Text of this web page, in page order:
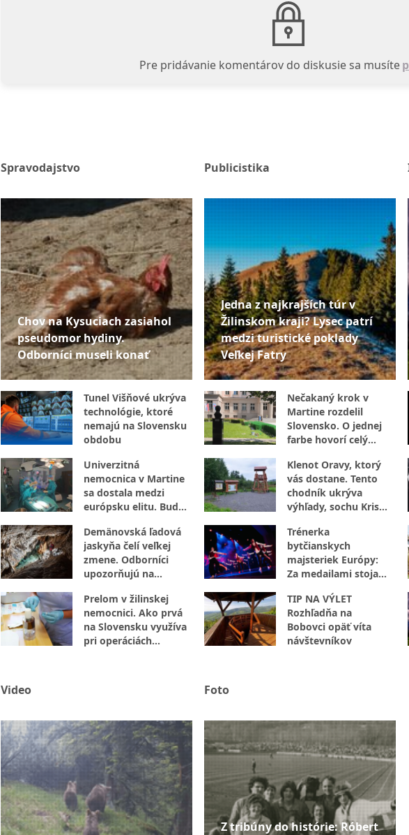
Pre pridávanie komentárov do diskusie sa musíte
Spravodajstvo
Chov na Kysuciach zasiahol
pseudomor hydiny.
Odborníci museli konať
Tunel Višňové ukrýva
technológie, ktoré
nemajú na Slovensku
obdobu
Univerzitná
nemocnica v Martine
sa dostala medzi
európsku elitu. Bude
inteligenciu
Demänovská ľadová
jaskyňa čelí veľkej
zmene. Odborníci
upozorňujú na
Prelom v žilinskej
nemocnici. Ako prvá
na Slovensku využíva
pri operáciách
Publicistika
Jedna z najkrajších túr v
Žilinskom kraji? Lysec patrí
medzi turistické poklady
Veľkej Fatry
Nečakaný krok v
Martine rozdelil
Slovensko. O jednej
farbe hovorí celý
Klenot Oravy, ktorý
vás dostane. Tento
chodník ukrýva
výhľady, sochu Krista
Trénerka
bytčianskych
majsteriek Európy:
Za medailami stoja
práce
TIP NA VÝLET
Rozhľadňa na
Bobovci opäť víta
návštevníkov
Video Foto
Z tribúny do histórie: Róbert